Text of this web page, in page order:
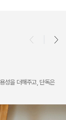
성을 더해주고, 단독은